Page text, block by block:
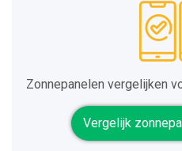
Zonnepanelen vergelijken
Vergelijk